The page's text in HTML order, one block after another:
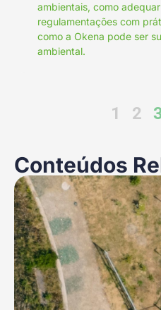
ambientais, como
regulamentações com
como a Okena pode ser
ambiental.
1 2
Conteúdos